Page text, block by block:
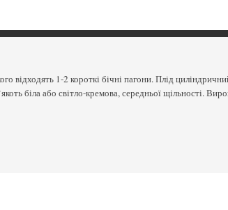
відходять 1-2 короткі бічні пагони. Плід
біла або світло-кремова, середньої щільності.